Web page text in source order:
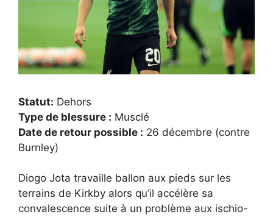
Statut: Dehors
Type de blessure : Musclé
Date de retour possible : 26 décembre (contre
Burnley)
Diogo Jota travaille ballon aux pieds sur les
terrains de Kirkby alors qu’il accélère sa
convalescence suite à un problème aux ischio-